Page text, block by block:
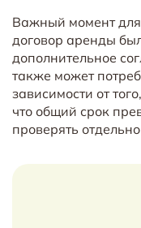
Важный момент
договор аренды
дополнительное
также может
зависимости от
что общий срок
проверять